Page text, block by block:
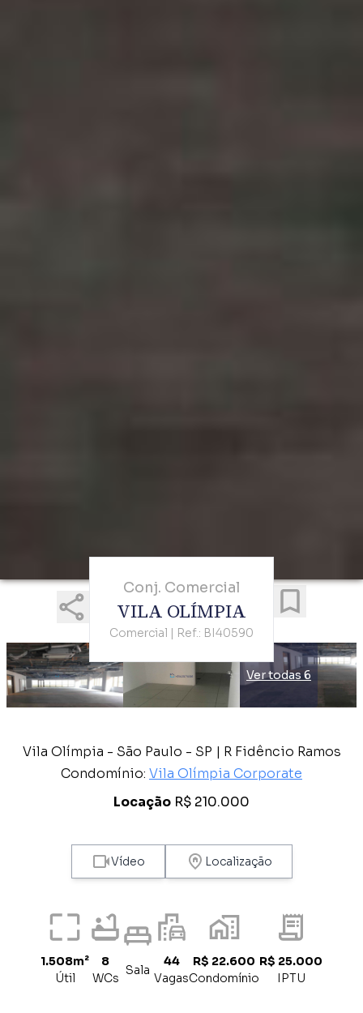
Conj. Comercial
VILA OLÍMPIA
Comercial | Ref.: BI40590
Ver todas 6
Vila Olímpia - São Paulo - SP | R Fidêncio Ramos
Condomínio: Vila Olímpia Corporate
Locação R$ 210.000
Vídeo Localização
1.508m²
Útil
8
WCs
Sala
44
Vagas
R$ 22.600
Condomínio
R$ 25.000
IPTU